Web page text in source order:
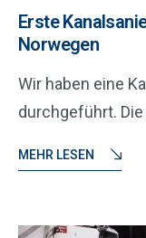
Erste
Norwegen
Wir haben eine
durchgeführt.
MEHR LESEN